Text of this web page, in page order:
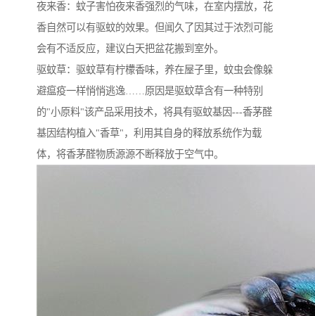
夜来香：蚊子害怕夜来香强烈的气味，在室内摆放，花
香自然可以有驱蚊的效果。但闻久了因其过于浓烈可能
会有不适反应，建议白天把盆花搬到室外。
驱蚊草：驱蚊草有柠檬香味，养在屋子里，蚊虫会像躲
避瘟疫一样悄悄逃逸……原因是驱蚊草含有一种特别
的"小原料"该产品采用技术，将具有驱蚊基因---香茅醛
基因结构植入"香草"，利用其自身的释放系统作为载
体，将香茅醛物质源源不断释放于空气中。